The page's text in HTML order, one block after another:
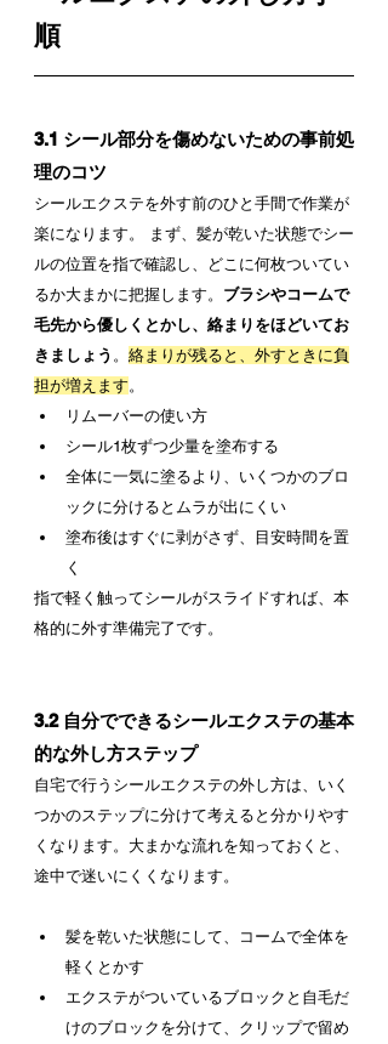
順
3.1 シール部分を傷めないための事前処
理のコツ
シールエクステを外す前のひと手間で作業が
楽になります。 まず、髪が乾いた状態でシー
ルの位置を指で確認し、どこに何枚ついてい
るか大まかに把握します。 ブラシやコームで
毛先から優しくとかし、絡まりをほどいてお
きましょう 。 絡まりが残ると、外すときに負
担が増えます。
リムーバーの使い方
シール1枚ずつ少量を塗布する
全体に一気に塗るより、いくつかのブロ
ックに分けるとムラが出にくい
塗布後はすぐに剥がさず、目安時間を置
く
指で軽く触ってシールがスライドすれば、本
格的に外す準備完了です。
3.2 自分でできるシールエクステの基本
的な外し方ステップ
自宅で行うシールエクステの外し方は、いく
つかのステップに分けて考えると分かりやす
くなります。大まかな流れを知っておくと、
途中で迷いにくくなります。
髪を乾いた状態にして、コームで全体を
軽くとかす
エクステがついているブロックと自毛だ
けのブロックを分けて、クリップで留め